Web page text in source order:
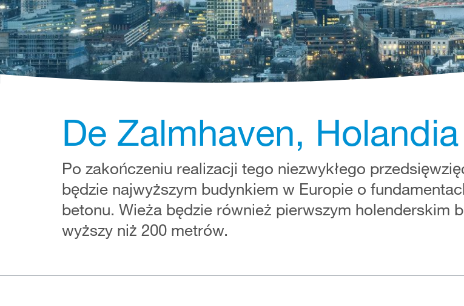
De Zalmhaven, Holandia
Po zakończeniu realizacji tego niezwykłego
będzie najwyższym budynkiem w Europie o
betonu. Wieża będzie również pierwszym holenderskim
wyższy niż 200 metrów.